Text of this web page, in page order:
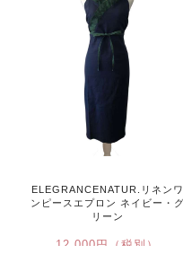
ELEGRANCENATUR.リネンワ
ンピースエプロン ネイビー・グ
リーン
12,000円（税別）